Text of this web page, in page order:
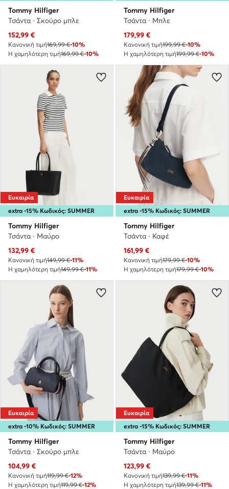
Tommy Hilfiger
Τσάντα · Σκούρο μπλε
Τρέχουσα τιμή
152,99 €
Κανονική τιμή169,99 €-10%
Η χαμηλότερη τιμή169,99 €-10%
Tommy Hilfiger
Τσάντα · Μπλε
Τρέχουσα τιμή
179,99 €
Κανονική τιμή199,99 €-10%
Η χαμηλότερη τιμή199,99 €-10%
extra -15% Κωδικός: SUMMER
Ευκαιρία
Tommy Hilfiger
Τσάντα · Μαύρο
Τρέχουσα τιμή
132,99 €
Κανονική τιμή149,99 €-11%
Η χαμηλότερη τιμή149,99 €-11%
extra -15% Κωδικός: SUMMER
Ευκαιρία
Tommy Hilfiger
Τσάντα · Καφέ
Τρέχουσα τιμή
161,99 €
Κανονική τιμή179,99 €-10%
Η χαμηλότερη τιμή179,99 €-10%
extra -10% Κωδικός: SUMMER
Ευκαιρία
Tommy Hilfiger
Τσάντα · Σκούρο μπλε
Τρέχουσα τιμή
104,99 €
Κανονική τιμή119,99 €-12%
Η χαμηλότερη τιμή119,99 €-12%
extra -15% Κωδικός: SUMMER
Ευκαιρία
Tommy Hilfiger
Τσάντα · Μαύρο
Τρέχουσα τιμή
123,99 €
Κανονική τιμή139,99 €-11%
Η χαμηλότερη τιμή139,99 €-11%